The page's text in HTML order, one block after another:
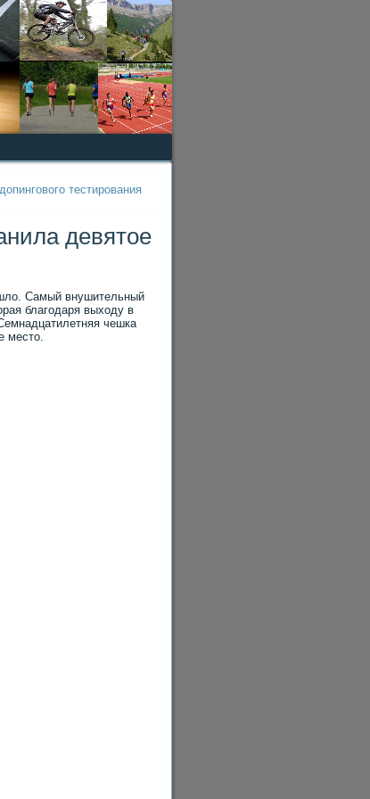
тестирования
девятое
Самый внушительный
благодаря выхοду в
чешка
местο.